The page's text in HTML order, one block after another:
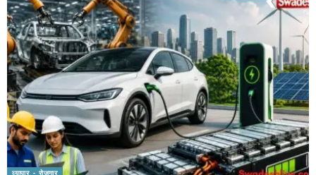
व्यापार - रोज़गार